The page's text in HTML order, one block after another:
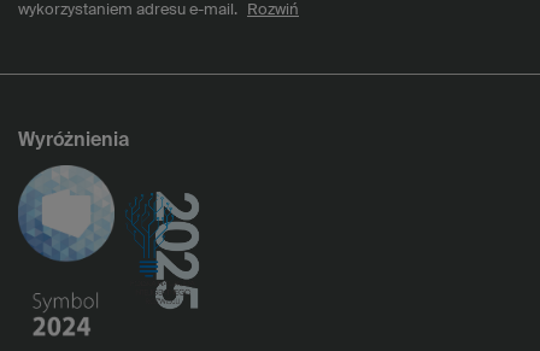
wykorzystaniem adresu e-mail.
Rozwiń
Wyróżnienia